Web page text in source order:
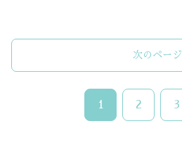
次のページ
1 2 3